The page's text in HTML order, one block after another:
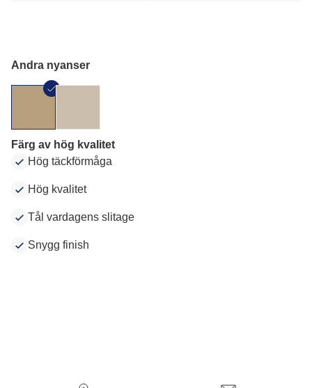
Andra nyanser
Färg av hög kvalitet
Hög täckförmåga
Hög kvalitet
Tål vardagens slitage
Snygg finish